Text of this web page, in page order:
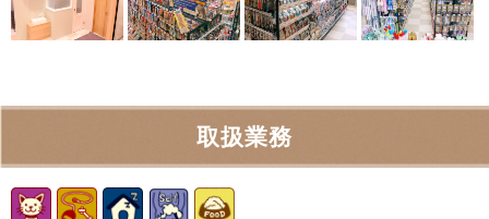
取扱業務